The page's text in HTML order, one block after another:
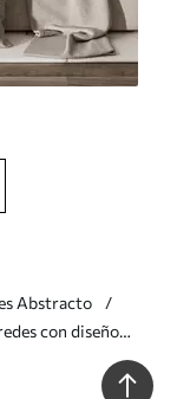
Abstracto
con diseño